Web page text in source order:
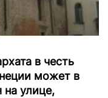
в честь
может в
на улице,